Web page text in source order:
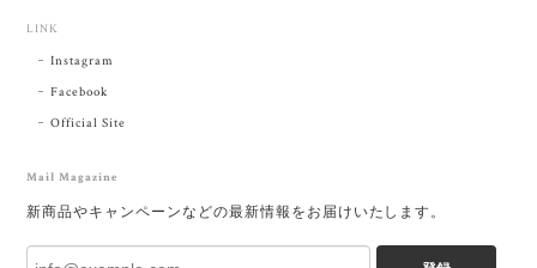
LINK
Instagram
Facebook
Official Site
Mail Magazine
新商品やキャンペーンなどの最新情報をお届けいたします。